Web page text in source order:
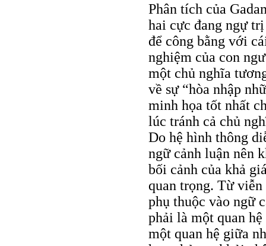
Phân tích của
hai cực đang ngự
để công bằng với
nghiệm của con
một chủ nghĩa
về sự “hòa nhập
minh họa tốt nhất
lúc tránh cả chủ
Do hệ hình thông
ngữ cảnh luận nên
bối cảnh của khả
quan trọng. Từ viễn
phụ thuộc vào ngữ
phải là một quan
một quan hệ giữa